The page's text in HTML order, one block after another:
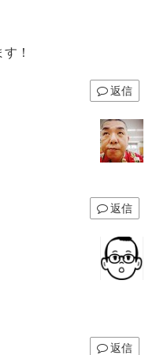
！
返信
返信
返信